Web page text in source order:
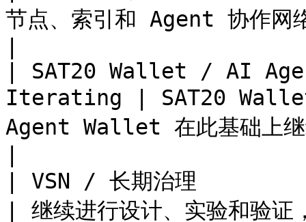
节点、索引和 Agent 协作网
| SAT20 Wallet / AI
Iterating | SAT20 Wallet
Agent Wallet 在此基础上继
| VSN / 长期治理
| 继续进行设计、实验和验证